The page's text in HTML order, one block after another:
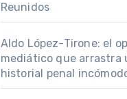
Reunidos
Aldo López-Tirone: el
mediático que arrastra
historial penal